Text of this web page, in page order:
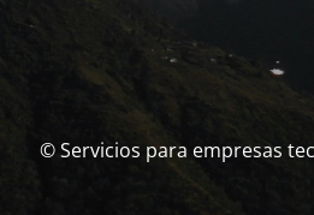
© Servicios para empresas